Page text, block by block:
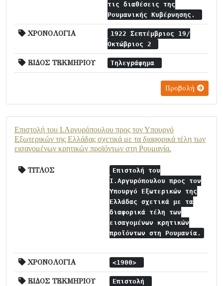
τις διαθέσεις της
Ρουμανικής Κυβέρνησης.
ΧΡΟΝΟΛΟΓΙΑ
1922 Σεπτέμβριος 19/
Οκτώβριος 2
ΕΙΔΟΣ ΤΕΚΜΗΡΙΟΥ Τηλεγράφημα
Προβολή
Επιστολή του Ι.Αργυρόπουλου προς τον Υπουργό
Εξωτερικών της Ελλάδας σχετικά με τα διαφορικά τέλη των
εισαγομένων κρητικών προϊόντων στη Ρουμανία.
ΤΙΤΛΟΣ
Επιστολή του
Ι.Αργυρόπουλου προς τον
Υπουργό Εξωτερικών της
Ελλάδας σχετικά με τα
διαφορικά τέλη των
εισαγομένων κρητικών
προϊόντων στη Ρουμανία.
ΧΡΟΝΟΛΟΓΙΑ <1900>
ΕΙΔΟΣ ΤΕΚΜΗΡΙΟΥ Επιστολή